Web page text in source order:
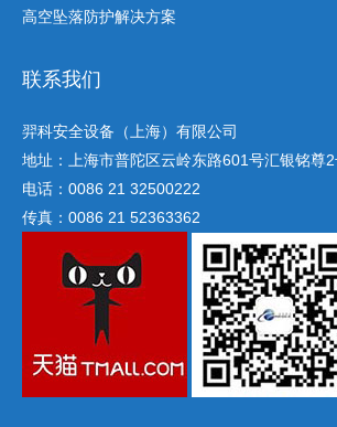
高空坠落防护解决方案
联系我们
羿科安全设备（上海）有限公司
地址：上海市普陀区云岭东路601号汇银铭尊
电话：0086 21 32500222
传真：0086 21 52363362